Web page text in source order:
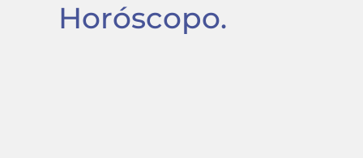
Horóscopo.